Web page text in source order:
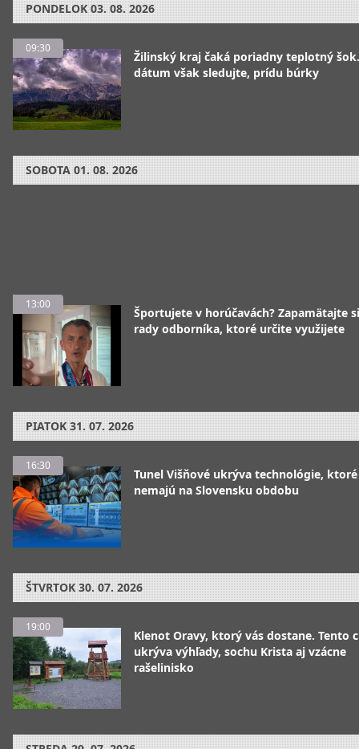
PONDELOK 03. 08. 2026
09:30
Žilinský kraj čaká poriadny teplotný
dátum však sledujte, prídu búrky
SOBOTA 01. 08. 2026
13:00
Športujete v horúčavách? Zapamätajte
rady odborníka, ktoré určite využijete
PIATOK 31. 07. 2026
16:30
Tunel Višňové ukrýva technológie, ktoré
nemajú na Slovensku obdobu
ŠTVRTOK 30. 07. 2026
19:00
Klenot Oravy, ktorý vás dostane. Tento
ukrýva výhľady, sochu Krista aj vzácne
rašelinisko